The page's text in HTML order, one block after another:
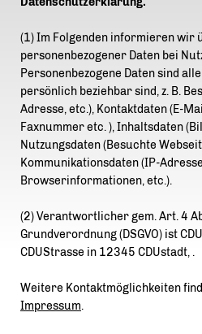
(1) Im Folgenden informieren wir
personenbezogener Daten bei
Personenbezogene Daten sind
persönlich beziehbar sind, z. B.
Adresse, etc.), Kontaktdaten (E-
Faxnummer etc. ), Inhaltsdaten
Nutzungsdaten (Besuchte
Kommunikationsdaten (IP-
Browserinformationen, etc.).
(2) Verantwortlicher gem. Art. 4
Grundverordnung (DSGVO) ist
CDUStrasse in 12345 CDUstadt, .
Weitere Kontaktmöglichkeiten
Impressum.